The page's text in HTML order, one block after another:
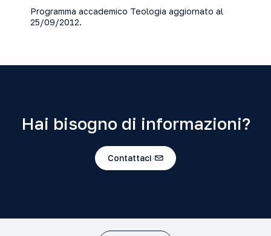
Programma accademico Teologia aggiornato al
25/09/2012.
Hai bisogno di informazioni?
Contattaci